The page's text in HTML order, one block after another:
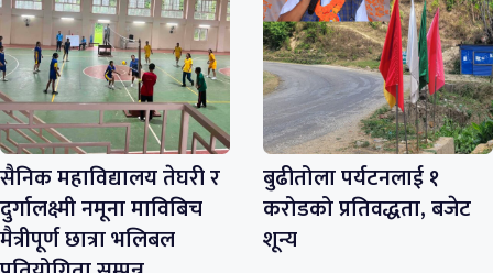
सैनिक महाविद्यालय तेघरी र
दुर्गालक्ष्मी नमूना माविबिच
मैत्रीपूर्ण छात्रा भलिबल
बुढीतोला पर्यटनलाई १
करोडको प्रतिवद्धता, बजेट
शून्य